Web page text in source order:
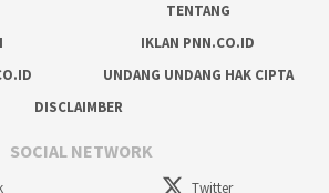
TENTANG
IKLAN PNN.CO.ID
UNDANG UNDANG HAK CIPTA
DISCLAIMBER
SOCIAL NETWORK
Twitter